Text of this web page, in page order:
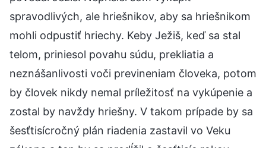
spravodlivých, ale hriešnikov, aby sa hriešnikom
mohli odpustiť hriechy. Keby Ježiš, keď sa stal
telom, priniesol povahu súdu, prekliatia a
neznášanlivosti voči previneniam človeka, potom
by človek nikdy nemal príležitosť na vykúpenie a
zostal by navždy hriešny. V takom prípade by sa
šesťtisícročný plán riadenia zastavil vo Veku